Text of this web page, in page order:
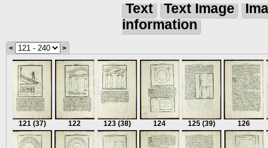
Text Text Image
information
< >
121 (37) 122 123 (38) 124 125 (39) 126